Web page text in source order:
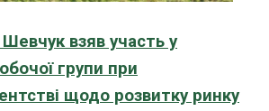
взяв участь у
групи при
щодо розвитку ринку